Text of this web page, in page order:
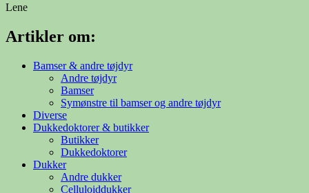
Lene
Artikler om:
Bamser & andre tøjdyr
Andre tøjdyr
Bamser
Symønstre til bamser og andre tøjdyr
Diverse
Dukkedoktorer & butikker
Butikker
Dukkedoktorer
Dukker
Andre dukker
Celluloiddukker